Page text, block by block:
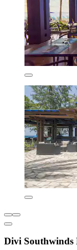
Divi Southwinds